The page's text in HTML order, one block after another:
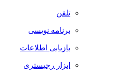
تلفن
برنامه نویسی
بازیابی اطلاعات
ابزار رجیستری